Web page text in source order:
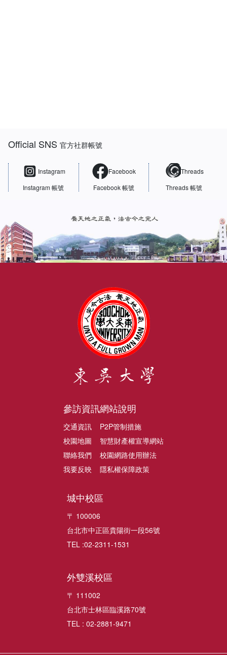
Official SNS官方社群帳號
Instagram
Instagram 帳號
Facebook
Facebook 帳號
Threads
Threads 帳號
參訪資訊
交通資訊
校園地圖
聯絡我們
我要反映
網站說明
P2P管制措施
智慧財產權宣導網站
校園網路使用辦法
隱私權保障政策
城中校區
〒 100006
台北市中正區貴陽街一段56號
TEL :02-2311-1531
外雙溪校區
〒 111002
台北市士林區臨溪路70號
TEL : 02-2881-9471